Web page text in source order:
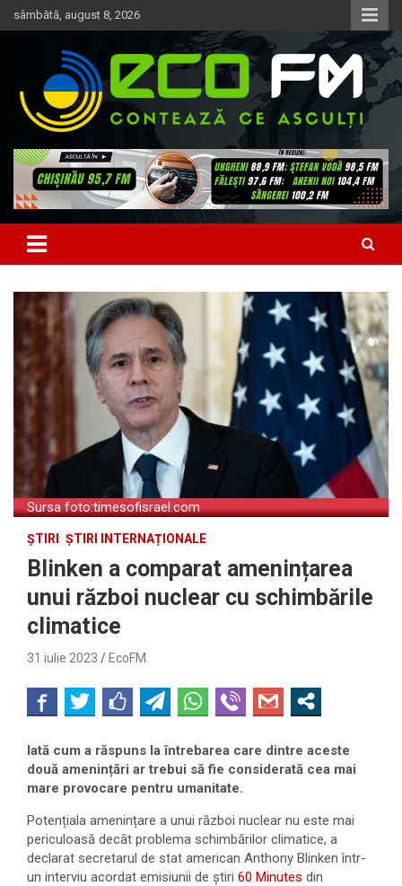
Skip
to
sâmbătă, august 8, 2026
EcoFM
Sursa foto:timesofisrael.com
ȘTIRI ȘTIRI INTERNAȚIONALE
Blinken a comparat amenințarea
unui război nuclear cu schimbările
climatice
31 iulie 2023 EcoFM
Iată cum a răspuns la întrebarea care dintre aceste
două amenințări ar trebui să fie considerată cea mai
mare provocare pentru umanitate.
Potențiala amenințare a unui război nuclear nu este mai
periculoasă decât problema schimbărilor climatice, a
declarat secretarul de stat american Anthony Blinken într-
un interviu acordat emisiunii de știri 60 Minutes din